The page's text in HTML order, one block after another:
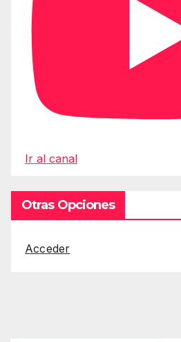
Ir al canal
Otras Opciones
Acceder